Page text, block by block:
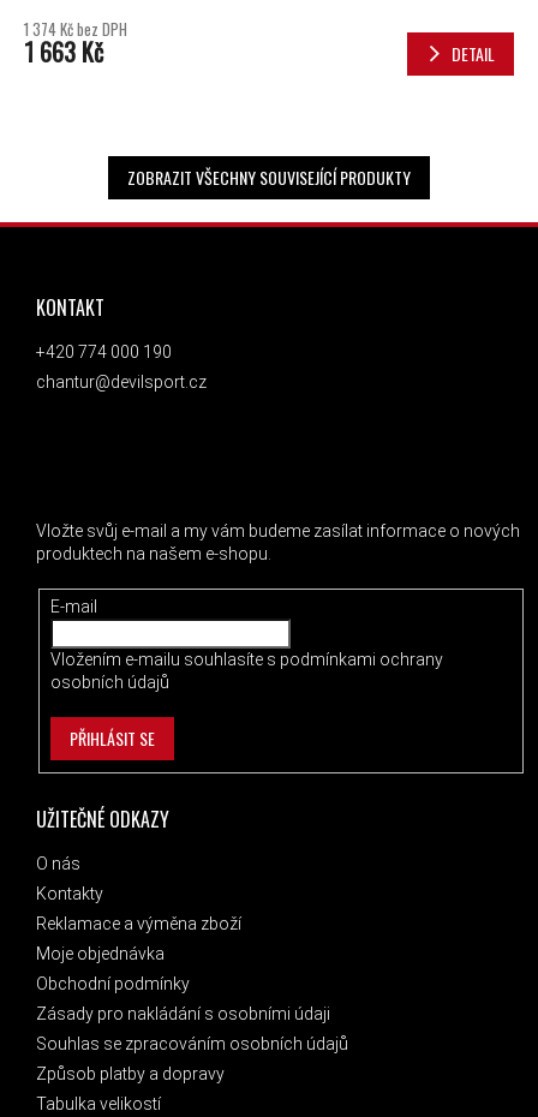
1 374 Kč bez DPH
1 663 Kč DETAIL
ZOBRAZIT VŠECHNY SOUVISEJÍCÍ PRODUKTY
ZÁPATÍ
UŽITEČNÉ ODKAZY
O nás
Kontakty
Reklamace a výměna zboží
Moje objednávka
Obchodní podmínky
Zásady pro nakládání s osobními údaji
Souhlas se zpracováním osobních údajů
Způsob platby a dopravy
Tabulka velikostí
KONTAKT
+420 774 000 190
chantur@devilsport.cz
Vložte svůj e-mail a my vám budeme zasílat informace o nových
produktech na našem e-shopu.
E-mail
Vložením e-mailu souhlasíte s podmínkami ochrany
osobních údajů
PŘIHLÁSIT SE